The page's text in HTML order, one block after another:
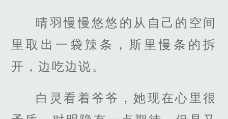
晴羽慢慢悠悠的从自己的空间
里取出一袋辣条，斯里慢条的拆
开，边吃边说。
白灵看着爷爷，她现在心里很